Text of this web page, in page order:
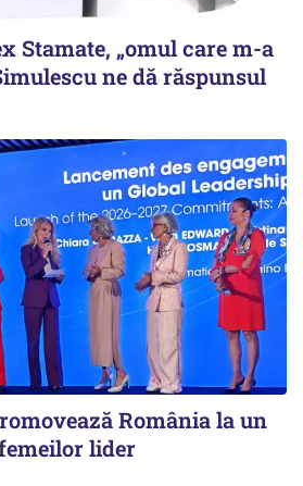
Stamate, „omul care m-a
ne dă răspunsul
România la un
lider